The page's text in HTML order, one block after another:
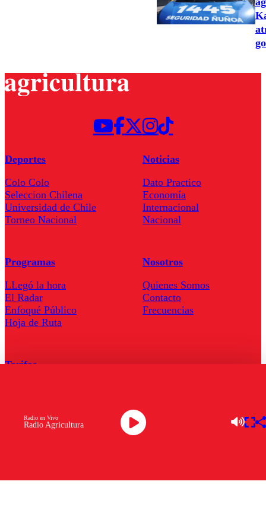
Radio Agricultura
Radio en Vivo
Deportes
Colo Colo
Seleccion Chilena
Universidad de Chile
Torneo Nacional
Noticias
Dato Practico
Economía
Internacional
Nacional
Programas
LLegó la hora
El Radar
Enfoqué Público
Hoja de Ruta
Nosotros
Quienes Somos
Contacto
Frecuencias
Tarifas
Descarga la APP